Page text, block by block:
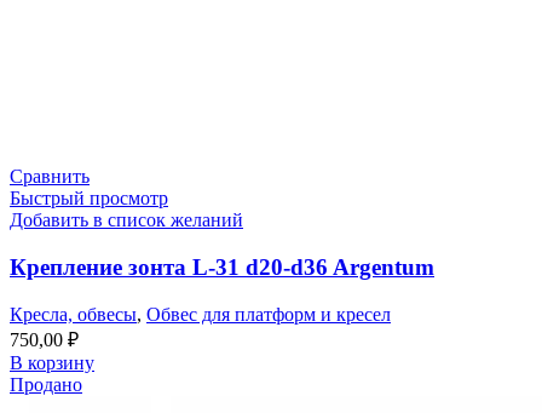
Сравнить
Быстрый просмотр
Добавить в список желаний
Крепление зонта L-31 d20-d36 Argentum
Кресла, обвесы, Обвес для платформ и кресел
750,00 ₽
В корзину
Продано